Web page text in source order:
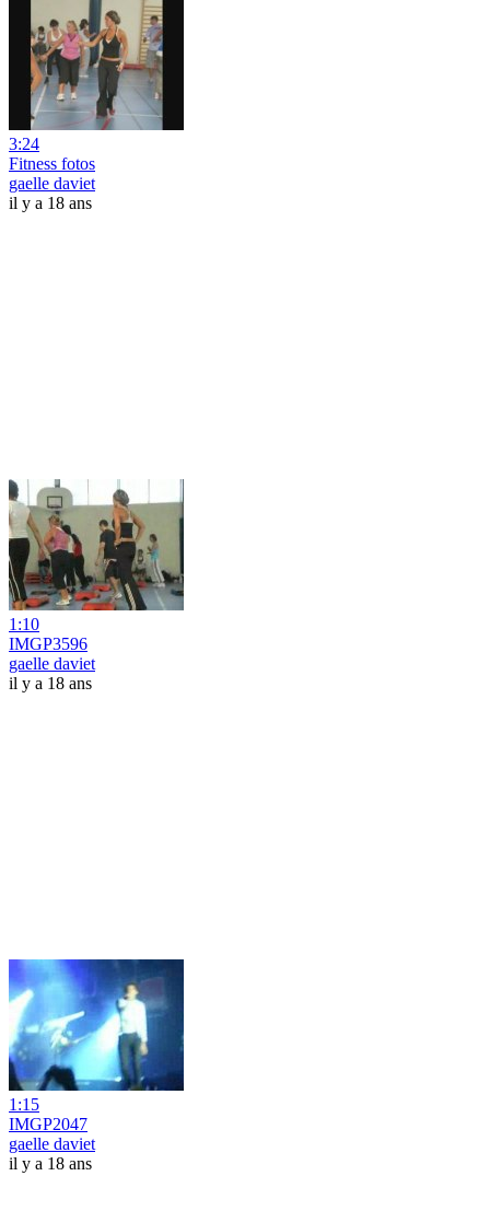
3:24
Fitness fotos
gaelle daviet
il y a 18 ans
1:10
IMGP3596
gaelle daviet
il y a 18 ans
1:15
IMGP2047
gaelle daviet
il y a 18 ans